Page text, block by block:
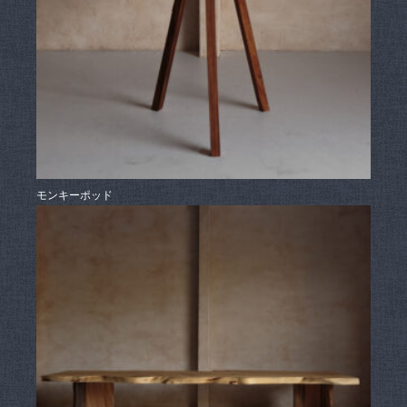
モンキーポッド